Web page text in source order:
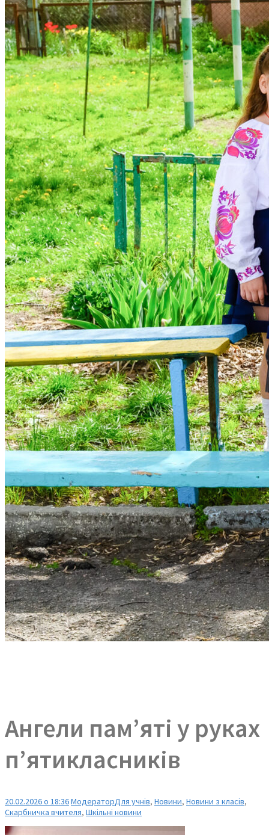
Ангели пам’яті у руках
п’ятикласників
20.02.2026 о 18:36МодераторДля учнів, Новини, Новини з класів,
Скарбничка вчителя, Шкільні новини